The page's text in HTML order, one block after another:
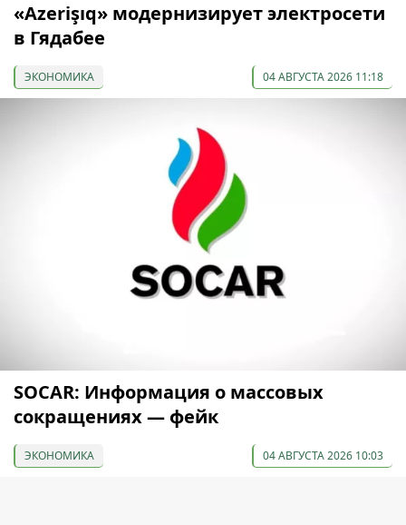
«Azerişıq» модернизирует электросети
в Гядабее
ЭКОНОМИКА 04 АВГУСТА 2026 11:18
SOCAR: Информация о массовых
сокращениях — фейк
ЭКОНОМИКА 04 АВГУСТА 2026 10:03